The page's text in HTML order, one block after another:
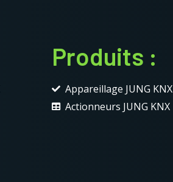
Produits :
Appareillage JUNG KNX
Actionneurs JUNG KNX